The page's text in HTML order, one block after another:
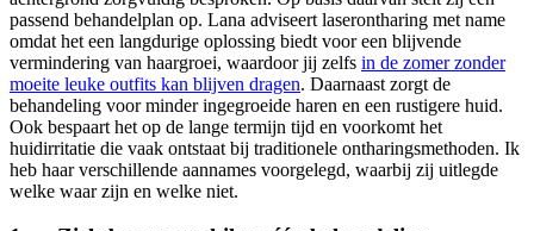
passend behandelplan op. Lana adviseert laserontharing met name
omdat het een langdurige oplossing biedt voor een blijvende
vermindering van haargroei, waardoor jij zelfs in de zomer zonder
moeite leuke outfits kan blijven dragen. Daarnaast zorgt de
behandeling voor minder ingegroeide haren en een rustigere huid.
Ook bespaart het op de lange termijn tijd en voorkomt het
huidirritatie die vaak ontstaat bij traditionele ontharingsmethoden. Ik
heb haar verschillende aannames voorgelegd, waarbij zij uitlegde
welke waar zijn en welke niet.